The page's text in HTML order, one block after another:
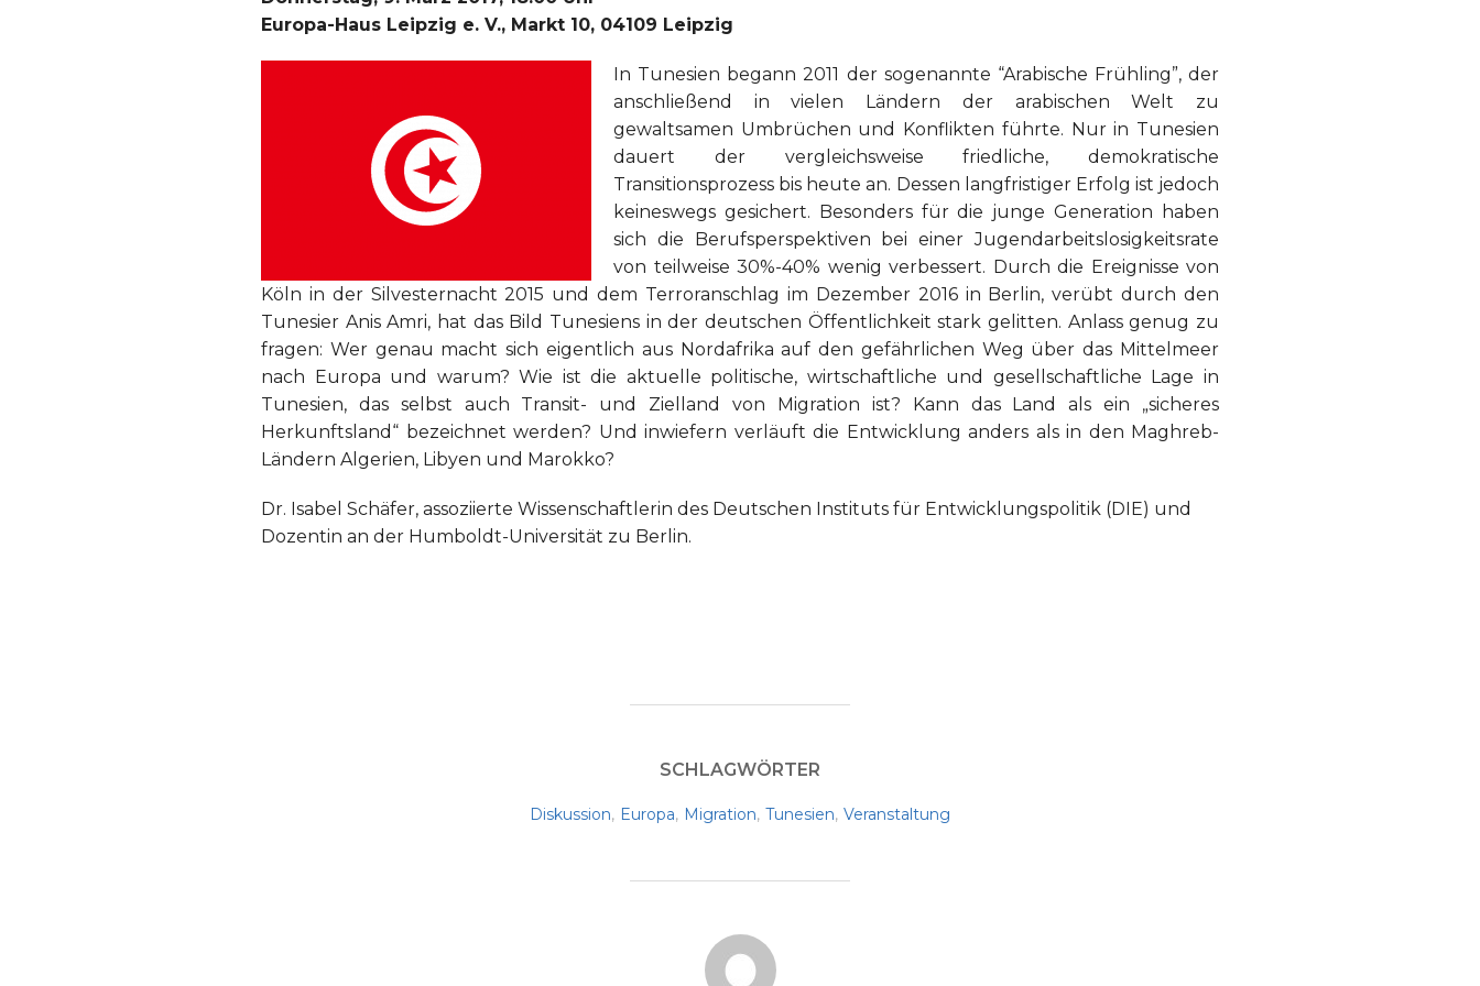
Europa-Haus Leipzig e. V., Markt 10, 04109 Leipzig
In Tunesien begann 2011 der sogenannte “Arabische Frühling”, der
anschließend in vielen Ländern der arabischen Welt zu
gewaltsamen Umbrüchen und Konflikten führte. Nur in Tunesien
dauert der vergleichsweise friedliche, demokratische
Transitionsprozess bis heute an. Dessen langfristiger Erfolg ist jedoch
keineswegs gesichert. Besonders für die junge Generation haben
sich die Berufsperspektiven bei einer Jugendarbeitslosigkeitsrate
von teilweise 30%-40% wenig verbessert. Durch die Ereignisse von
Köln in der Silvesternacht 2015 und dem Terroranschlag im Dezember 2016 in Berlin, verübt durch den
Tunesier Anis Amri, hat das Bild Tunesiens in der deutschen Öffentlichkeit stark gelitten. Anlass genug zu
fragen: Wer genau macht sich eigentlich aus Nordafrika auf den gefährlichen Weg über das Mittelmeer
nach Europa und warum? Wie ist die aktuelle politische, wirtschaftliche und gesellschaftliche Lage in
Tunesien, das selbst auch Transit- und Zielland von Migration ist? Kann das Land als ein „sicheres
Herkunftsland“ bezeichnet werden? Und inwiefern verläuft die Entwicklung anders als in den Maghreb-
Ländern Algerien, Libyen und Marokko?
Dr. Isabel Schäfer, assoziierte Wissenschaftlerin des Deutschen Instituts für Entwicklungspolitik (DIE) und
Dozentin an der Humboldt-Universität zu Berlin.
SCHLAGWÖRTER
Diskussion, Europa, Migration, Tunesien, Veranstaltung
BEITRAGSAUTOR